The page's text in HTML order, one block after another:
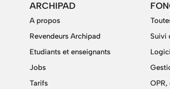
ARCHIPAD
A propos
Revendeurs Archipad
Etudiants et enseignants
Jobs
Tarifs
Suivi
OPR,